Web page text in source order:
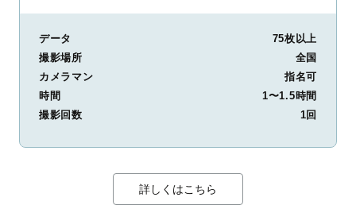
データ
75枚以上
撮影場所
全国
カメラマン
指名可
時間
1〜1.5時間
撮影回数
1回
詳しくはこちら